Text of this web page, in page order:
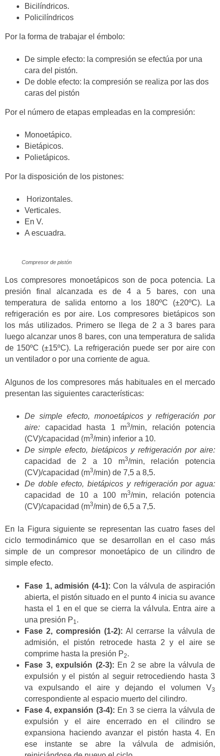
Bicilíndricos.
Policilíndricos
Por la forma de trabajar el émbolo:
De simple efecto: la compresión se efectúa por una
cara del pistón.
De doble efecto: la compresión se realiza por las dos
caras del pistón
Por el número de etapas empleadas en la compresión:
Monoetápico.
Bietápicos.
Polietápicos.
Por la disposición de los pistones:
Horizontales.
Verticales.
En V.
A escuadra.
Compresor de pistón
Los compresores monoetápicos son de poca potencia. La
presión final alcanzada es de 4 a 5 bares, con una
temperatura de salida entorno a los 180ºC (±20ºC). La
refrigeración es por aire. Los compresores bietápicos son
los más utilizados. Primero se llega de 2 a 3 bares para
luego alcanzar unos 8 bares, con una temperatura de salida
de 150ºC (±15ºC). La refrigeración puede ser por aire con
un ventilador o por una corriente de agua.
Algunos de los compresores más habituales en el mercado
presentan las siguientes características:
De simple efecto, monoetápicos y refrigeración por
aire: capacidad hasta 1 m3/min, relación potencia
(CV)/capacidad (m3/min) inferior a 10.
De simple efecto, bietápicos y refrigeración por aire:
capacidad de 2 a 10 m3/min, relación potencia
(CV)/capacidad (m3/min) de 7,5 a 8,5.
De doble efecto, bietápicos y refrigeración por agua:
capacidad de 10 a 100 m3/min, relación potencia
(CV)/capacidad (m3/min) de 6,5 a 7,5.
En la Figura siguiente se representan las cuatro fases del
ciclo termodinámico que se desarrollan en el caso más
simple de un compresor monoetápico de un cilindro de
simple efecto.
Fase 1, admisión (4-1): Con la válvula de aspiración
abierta, el pistón situado en el punto 4 inicia su avance
hasta el 1 en el que se cierra la válvula. Entra aire a
una presión P1 .
Fase 2, compresión (1-2): Al cerrarse la válvula de
admisión, el pistón retrocede hasta 2 y el aire se
comprime hasta la presión P2.
Fase 3, expulsión (2-3): En 2 se abre la válvula de
expulsión y el pistón al seguir retrocediendo hasta 3
va expulsando el aire y dejando el volumen V3
correspondiente al espacio muerto del cilindro.
Fase 4, expansión (3-4): En 3 se cierra la válvula de
expulsión y el aire encerrado en el cilindro se
expansiona haciendo avanzar el pistón hasta 4. En
ese instante se abre la válvula de admisión,